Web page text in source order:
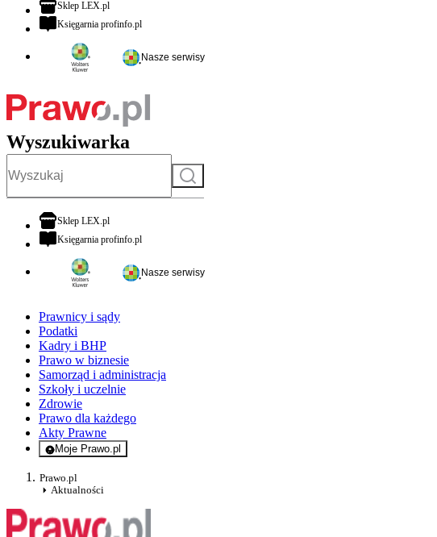
Sklep LEX.plotwiera się w nowej karcie
Księgarnia profinfo.plotwiera się w nowej karcie
Nasze serwisy
Wyszukiwarka
Szukaj
Sklep LEX.plotwiera się w nowej karcie
Księgarnia profinfo.plotwiera się w nowej karcie
Nasze serwisy
Prawnicy i sądy
Podatki
Kadry i BHP
Prawo w biznesie
Samorząd i administracja
Szkoły i uczelnie
Zdrowie
Prawo dla każdego
Akty Prawne
Moje Prawo.pl
- rejestracja i logowanie do serwisu
Prawo.pl
Aktualności